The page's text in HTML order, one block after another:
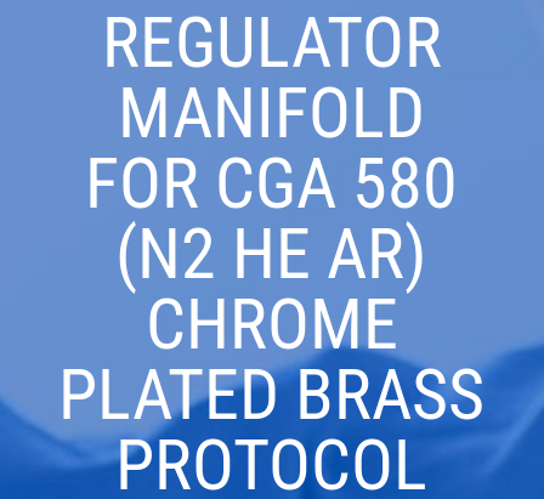
REGULATOR
MANIFOLD
FOR CGA 580
(N2 HE AR)
CHROME
PLATED BRASS
PROTOCOL